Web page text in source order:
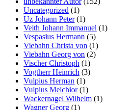
Uncategorized (1)
Uz Johann Peter(1)
Veith Johann Immanuel (1)
Vespasius Hermann (5)
Viebahn Christa von (1)
Viebahn Georg von (2)
Vischer Christoph (1)
Vogtherr Heinrich (3)
Vulpius Herman (1)
Vulpius Melchior(1)
Wackernagel Wilhelm (1)
Wagner Georg (1)